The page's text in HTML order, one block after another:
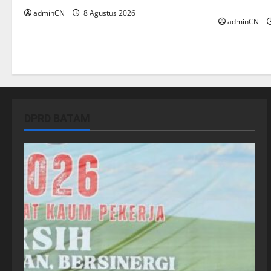
adminCN 8 Agustus 2026
adminCN